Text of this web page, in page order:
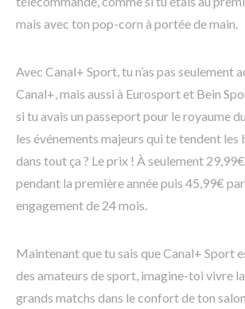
mais avec ton pop-corn à portée de main.
Avec Canal+ Sport, tu n’as pas seulement
Canal+, mais aussi à Eurosport et Bein
si tu avais un passeport pour le royaume
les événements majeurs qui te tendent les
dans tout ça ? Le prix ! À seulement
pendant la première année puis 45,99€
engagement de 24 mois.
Maintenant que tu sais que Canal+ Sport
des amateurs de sport, imagine-toi vivre
grands matchs dans le confort de ton